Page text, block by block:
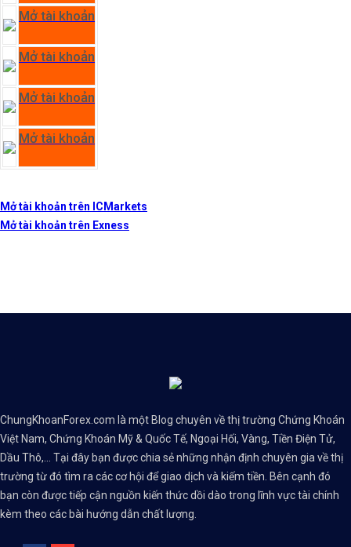
Mở tài khoản
Mở tài khoản
Mở tài khoản
Mở tài khoản
Mở tài khoản trên ICMarkets
Mở tài khoản trên Exness
ChungKhoanForex.com là một Blog chuyên về thị trường Chứng Khoán
Việt Nam, Chứng Khoán Mỹ & Quốc Tế, Ngoại Hối, Vàng, Tiền Điện Tử,
Dầu Thô,... Tại đây bạn được chia sẻ những nhận định chuyên gia về thị
trường từ đó tìm ra các cơ hội để giao dịch và kiếm tiền. Bên cạnh đó
bạn còn được tiếp cận nguồn kiến thức dồi dào trong lĩnh vực tài chính
kèm theo các bài hướng dẫn chất lượng.